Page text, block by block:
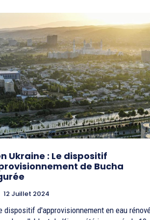
Ukraine : Le dispositif
de Bucha
12 Juillet 2024
d'approvisionnement en eau